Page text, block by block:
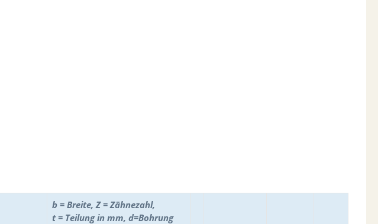
b = Breite, Z = Zähnezahl,
t = Teilung in mm, d=Bohrung